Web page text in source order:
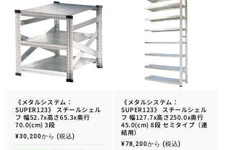
《メタルシステム：
SUPER123》 スチールシェル
フ 幅52.7x高さ65.3x奥行
70.0(cm) 3段
通
価
¥30,200から (税込)
《メタルシステム：
SUPER123》 スチールシェル
フ 幅127.7x高さ250.0x奥行
45.0(cm) 8段 セミタイプ（連
結用）
通
¥78,200から (税込)